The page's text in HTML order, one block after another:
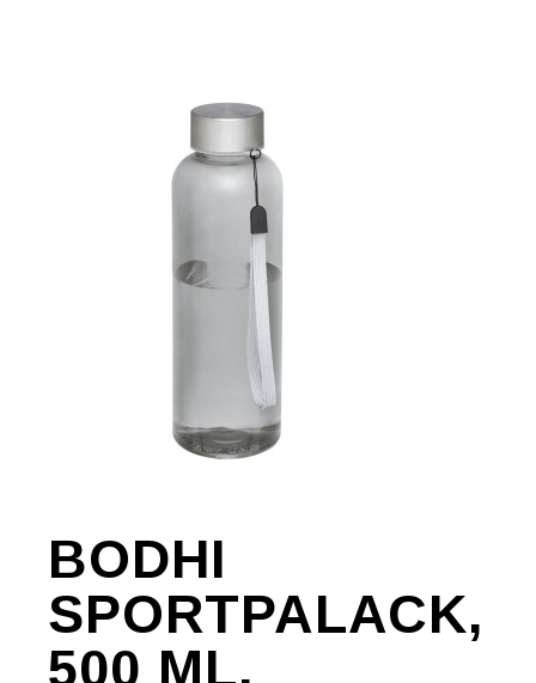
BODHI
SPORTPALACK,
500 ML,